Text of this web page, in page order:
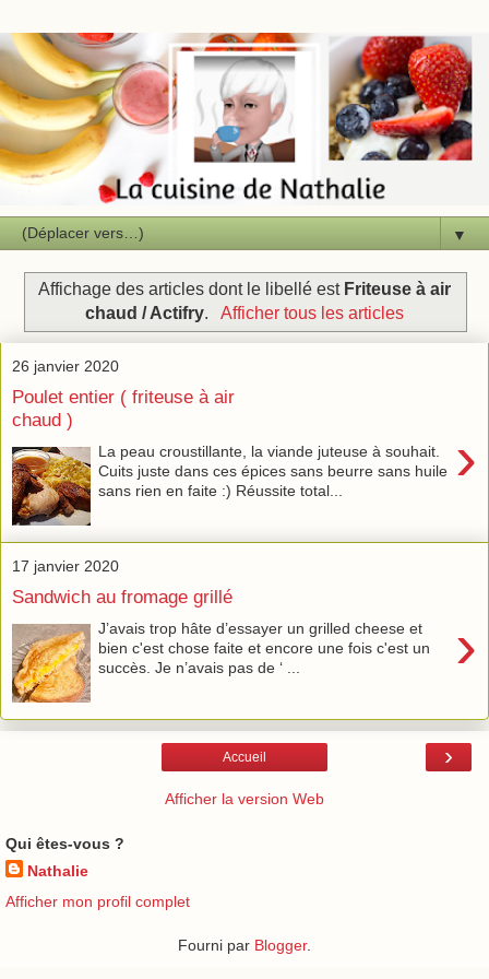
▼
Affichage des articles dont le libellé est Friteuse à air
chaud / Actifry. Afficher tous les articles
26 janvier 2020
Poulet entier ( friteuse à air
chaud )
›
La peau croustillante, la viande juteuse à souhait.
Cuits juste dans ces épices sans beurre sans huile
sans rien en faite :) Réussite total...
17 janvier 2020
Sandwich au fromage grillé
›
J’avais trop hâte d’essayer un grilled cheese et
bien c'est chose faite et encore une fois c'est un
succès. Je n’avais pas de ‘ ...
›
Accueil
Afficher la version Web
Qui êtes-vous ?
Nathalie
Afficher mon profil complet
Fourni par Blogger.